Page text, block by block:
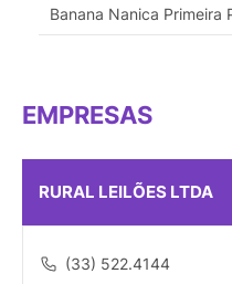
Banana Nanica Primeira
EMPRESAS
RURAL LEILÕES LTDA
(33) 522.4144